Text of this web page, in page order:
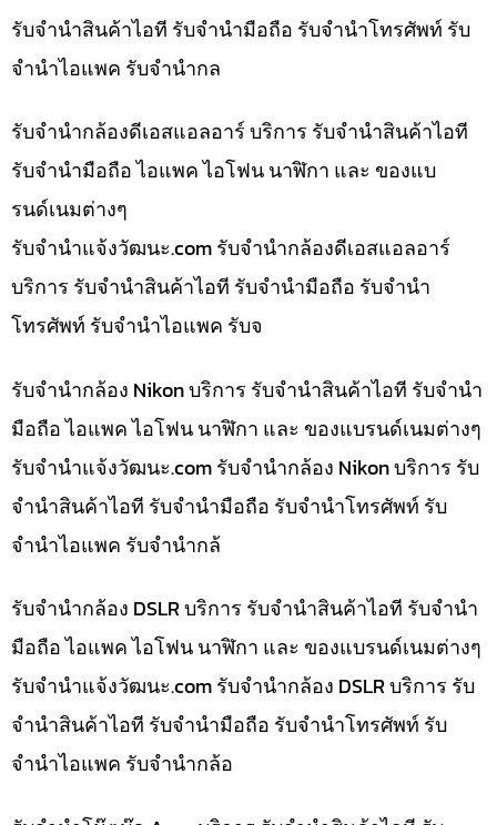
รับจำนำสินค้าไอที รับจำนำมือถือ รับจำนำโทรศัพท์ รับ
จำนำไอแพค รับจำนำกล
รับจำนำกล้องดีเอสแอลอาร์ บริการ รับจำนำสินค้าไอที
รับจำนำมือถือ ไอแพค ไอโฟน นาฬิกา และ ของแบ
รนด์เนมต่างๆ
รับจํานําแจ้งวัฒนะ.com รับจำนำกล้องดีเอสแอลอาร์
บริการ รับจำนำสินค้าไอที รับจำนำมือถือ รับจำนำ
โทรศัพท์ รับจำนำไอแพค รับจ
รับจำนำกล้อง Nikon บริการ รับจำนำสินค้าไอที รับจำนำ
มือถือ ไอแพค ไอโฟน นาฬิกา และ ของแบรนด์เนมต่างๆ
รับจํานําแจ้งวัฒนะ.com รับจำนำกล้อง Nikon บริการ รับ
จำนำสินค้าไอที รับจำนำมือถือ รับจำนำโทรศัพท์ รับ
จำนำไอแพค รับจำนำกล้
รับจำนำกล้อง DSLR บริการ รับจำนำสินค้าไอที รับจำนำ
มือถือ ไอแพค ไอโฟน นาฬิกา และ ของแบรนด์เนมต่างๆ
รับจํานําแจ้งวัฒนะ.com รับจำนำกล้อง DSLR บริการ รับ
จำนำสินค้าไอที รับจำนำมือถือ รับจำนำโทรศัพท์ รับ
จำนำไอแพค รับจำนำกล้อ